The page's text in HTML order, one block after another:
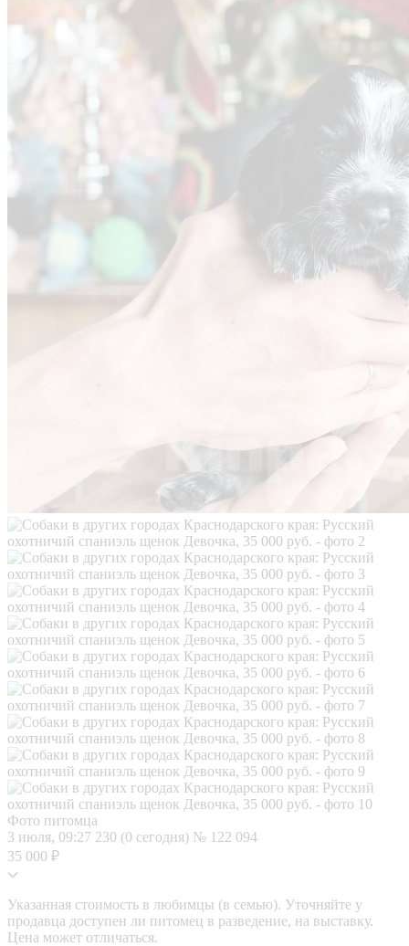
Фото питомца
3 июля, 09:27 230 (0 сегодня) № 122 094
35 000 ₽
Указанная стоимость в любимцы (в семью). Уточняйте у
продавца доступен ли питомец в разведение, на выставку.
Цена может отличаться.